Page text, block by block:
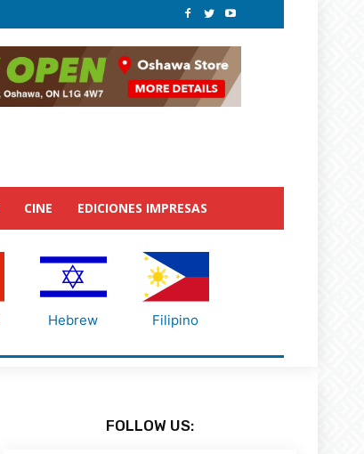
CINE EDICIONES IMPRESAS
Hebrew Filipino
FOLLOW US: